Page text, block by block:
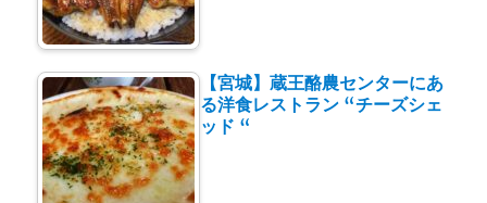
【宮城】蔵王酪農センターにあ
る洋食レストラン “チーズシェ
ッド “